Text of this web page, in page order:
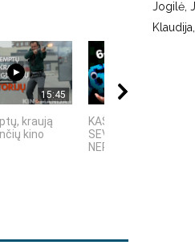
15:45
kraują
kino
KAS TAS „SIX-
SEVEN“?
NEPAAIŠKINAMAS...
Jogilė,